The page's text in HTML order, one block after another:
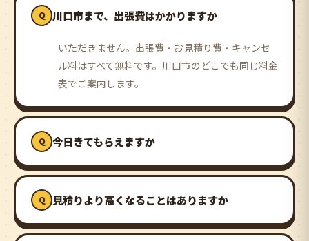
川口市まで、出張費はかかりますか
いただきません。出張費・お見積り費・キャンセ
ル料はすべて無料です。川口市のどこでも同じ料金
表でご案内します。
今日きてもらえますか
見積りより高くなることはありますか